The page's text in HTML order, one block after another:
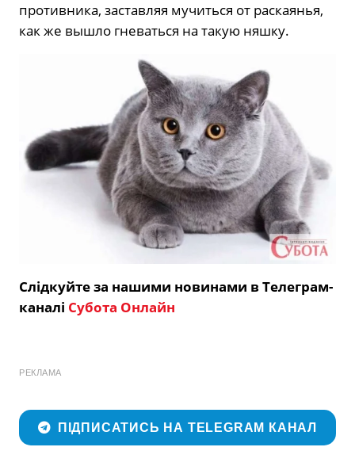
противника, заставляя мучиться от раскаянья,
как же вышло гневаться на такую няшку.
Слідкуйте за нашими новинами в Телеграм-
каналі Субота Онлайн
РЕКЛАМА
ПІДПИСАТИСЬ НА TELEGRAM КАНАЛ